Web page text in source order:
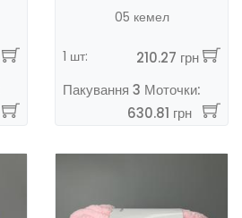
05 кемел
1 шт:
210.27 грн
Пакування 3 Моточки:
630.81 грн